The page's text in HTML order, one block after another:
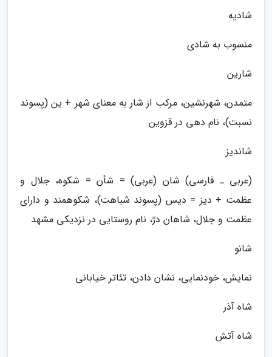
شادیه
منسوب به شادی
شارین
متمدن، شهرنشین، مرکب از شار به معنای شهر + ین (پسوند
نسبت)، نام دهی در قزوین
شاندیز
(عربی ـ فارسی) شان (عربی) = شأن = شکوه، جلال و
عظمت + دیز = دیس (پسوند شباهت)، شکوهمند و دارای
عظمت و جلال، شاهان دژ، نام روستایی در نزدیکی مشهد
شانو
نمایش، خودنمایی، نشان دادن، تئاتر خیابانی
شاه آذر
شاه آتش